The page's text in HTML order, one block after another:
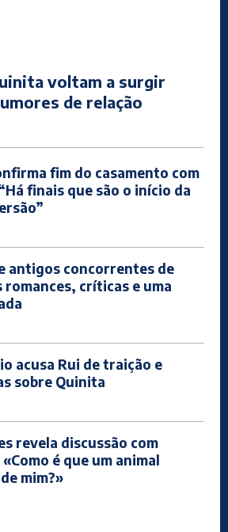
voltam a surgir
de relação
fim do casamento com
finais que são o início da
antigos concorrentes de
romances, críticas e uma
acusa Rui de traição e
sobre Quinita
revela discussão com
é que um animal
mim?»